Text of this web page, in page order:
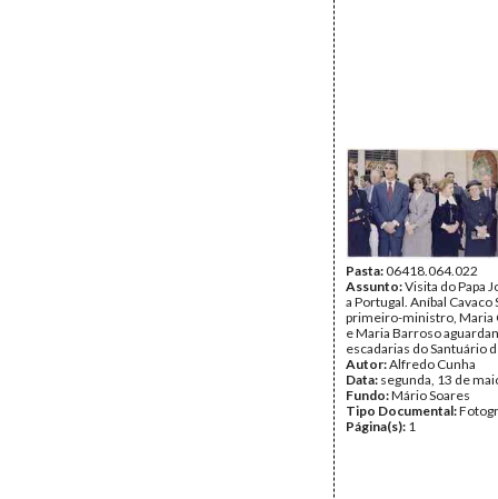
Pasta:06418.064.022
Assunto:Visita do Papa
a Portugal. Aníbal Cavaco
primeiro-ministro, Maria
e Maria Barroso
escadarias do Santuário
Autor:Alfredo Cunha
Data: segunda, 13 de
Fundo:Mário Soares
Tipo Documental:
Página(s): 1